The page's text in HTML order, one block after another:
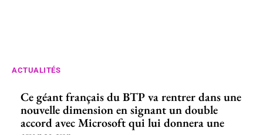
ACTUALITÉS
Ce géant français du BTP va rentrer dans une
nouvelle dimension en signant un double
accord avec Microsoft qui lui donnera une